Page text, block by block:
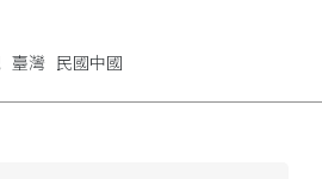
臺灣 民國中國